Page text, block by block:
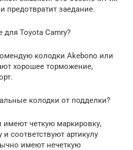
предотвратит заедание.
для Toyota Camry?
колодки Akebono или
хорошее торможение,
колодки от подделки?
четкую маркировку,
соответствуют артикулу
имеют нечеткую